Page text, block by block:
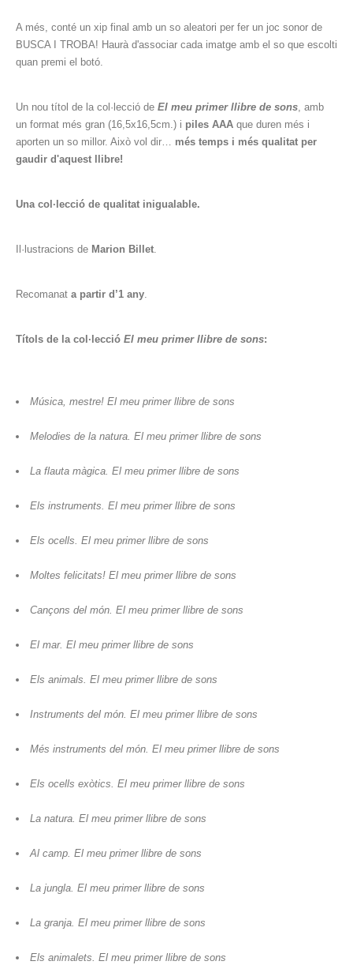
A més, conté un xip final amb un so aleatori per fer un joc sonor de
BUSCA I TROBA! Haurà d'associar cada imatge amb el so que escolti
quan premi el botó.
Un nou títol de la col·lecció de El meu primer llibre de sons , amb
un format més gran (16,5x16,5cm.) i piles AAA que duren més i
aporten un so millor. Això vol dir… més temps i més qualitat per
gaudir d'aquest llibre!
Una col·lecció de qualitat inigualable.
Il·lustracions de Marion Billet
Recomanat a partir d’1 any
Títols de la col·lecció El meu primer llibre de sons:
Música, mestre! El meu primer llibre de sons
Melodies de la natura. El meu primer llibre de sons
La flauta màgica. El meu primer llibre de sons
Els instruments. El meu primer llibre de sons
Els ocells. El meu primer llibre de sons
Moltes felicitats! El meu primer llibre de sons
Cançons del món. El meu primer llibre de sons
El mar. El meu primer llibre de sons
Els animals. El meu primer llibre de sons
Instruments del món. El meu primer llibre de sons
Més instruments del món. El meu primer llibre de sons
Els ocells exòtics. El meu primer llibre de sons
La natura. El meu primer llibre de sons
Al camp. El meu primer llibre de sons
La jungla. El meu primer llibre de sons
La granja. El meu primer llibre de sons
Els animalets. El meu primer llibre de sons